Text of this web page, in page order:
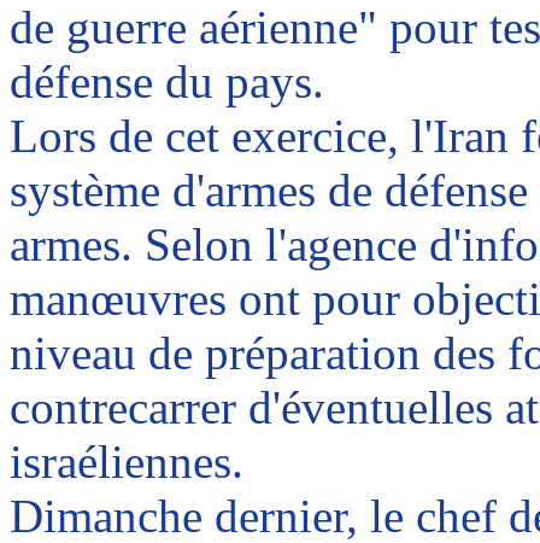
de guerre aérienne" pour
défense du pays.
Lors de cet exercice, l'Iran
système d'armes de
armes. Selon l'agence
manœuvres ont pour
niveau de préparation des
contrecarrer d'éventuelles
israéliennes.
Dimanche dernier, le chef